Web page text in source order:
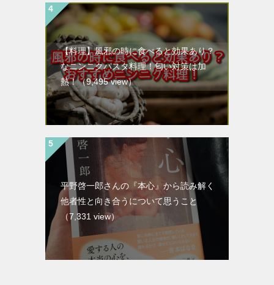
【料理】風邪の時に食べると効果あり？
なニンニクパスタ料理！匂い対策は加
熱！（9,495 view）
平野啓一郎さんの『本心』から読み解く
他者性と向き合うについて思うこと
（7,331 view）